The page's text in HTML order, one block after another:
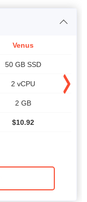
Venus
50 GB SSD
2 vCPU
2 GB
$10.92